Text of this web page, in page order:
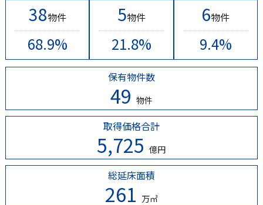
38物件
68.9%
5物件
21.8%
6物件
9.4%
保有物件数
49 物件
取得価格合計
5,725 億円
総延床面積
261 万㎡